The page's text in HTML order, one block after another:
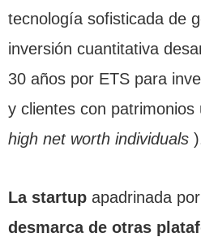
tecnología sofisticada de
inversión cuantitativa
30 años por ETS para
y clientes con patrimonios
high net worth individuals
La startup apadrinada
desmarca de otras